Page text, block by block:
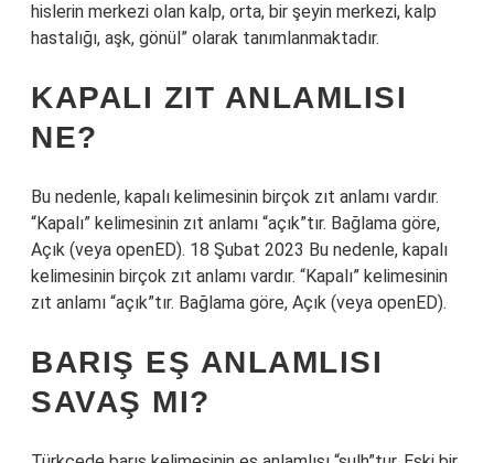
hislerin merkezi olan kalp, orta, bir şeyin merkezi, kalp
hastalığı, aşk, gönül” olarak tanımlanmaktadır.
KAPALI ZIT ANLAMLISI
NE?
Bu nedenle, kapalı kelimesinin birçok zıt anlamı vardır.
“Kapalı” kelimesinin zıt anlamı “açık”tır. Bağlama göre,
Açık (veya openED). 18 Şubat 2023 Bu nedenle, kapalı
kelimesinin birçok zıt anlamı vardır. “Kapalı” kelimesinin
zıt anlamı “açık”tır. Bağlama göre, Açık (veya openED).
BARIŞ EŞ ANLAMLISI
SAVAŞ MI?